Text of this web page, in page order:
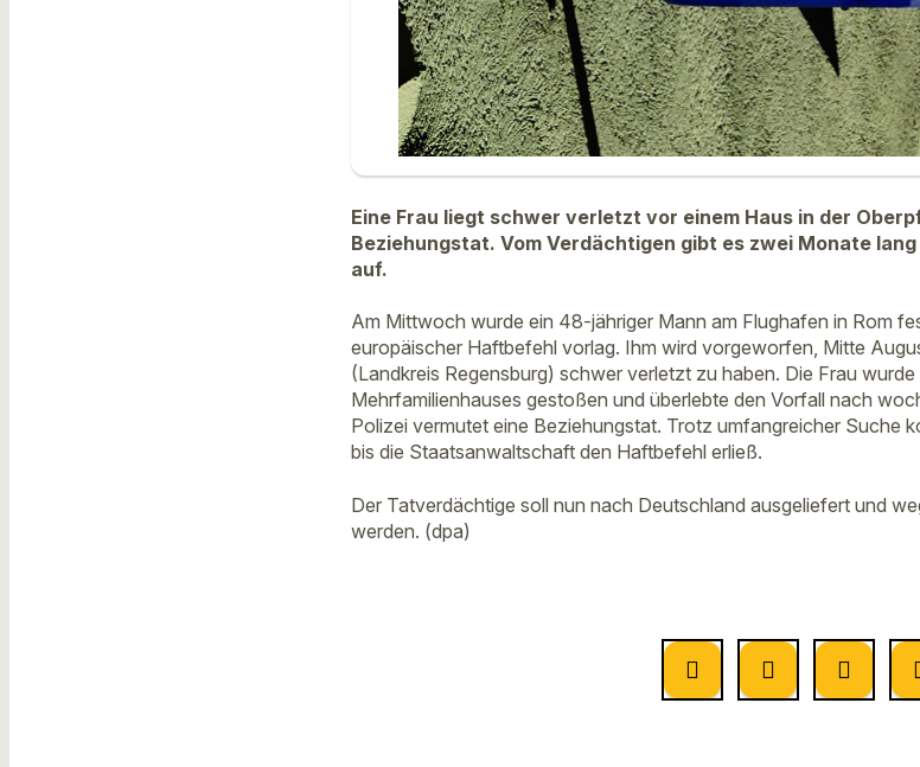
Eine Frau liegt schwer verletzt vor einem Haus in der
Beziehungstat. Vom Verdächtigen gibt es zwei Monate
auf.
Am Mittwoch wurde ein 48-jähriger Mann am Flughafen in Rom
europäischer Haftbefehl vorlag. Ihm wird vorgeworfen, Mitte
(Landkreis Regensburg) schwer verletzt zu haben. Die Frau
Mehrfamilienhauses gestoßen und überlebte den Vorfall nach
Polizei vermutet eine Beziehungstat. Trotz umfangreicher Suche
bis die Staatsanwaltschaft den Haftbefehl erließ.
Der Tatverdächtige soll nun nach Deutschland ausgeliefert und
werden. (dpa)